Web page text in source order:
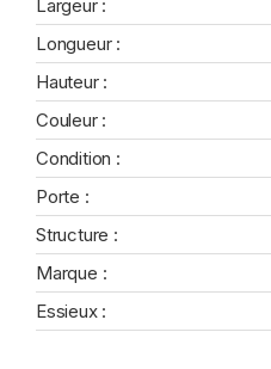
Largeur :
Longueur :
Hauteur :
Couleur :
Condition :
Porte :
Structure :
Marque :
Essieux :